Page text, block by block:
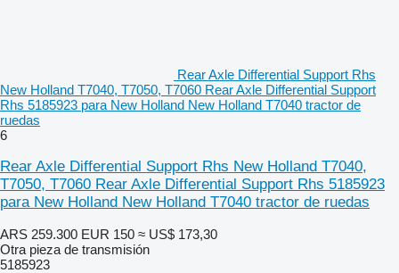
Rear Axle Differential Support Rhs
New Holland T7040, T7050, T7060 Rear Axle Differential Support
Rhs 5185923 para New Holland New Holland T7040 tractor de
ruedas
6
Rear Axle Differential Support Rhs New Holland T7040,
T7050, T7060 Rear Axle Differential Support Rhs 5185923
para New Holland New Holland T7040 tractor de ruedas
ARS 259.300 EUR 150 ≈ US$ 173,30
Otra pieza de transmisión
5185923